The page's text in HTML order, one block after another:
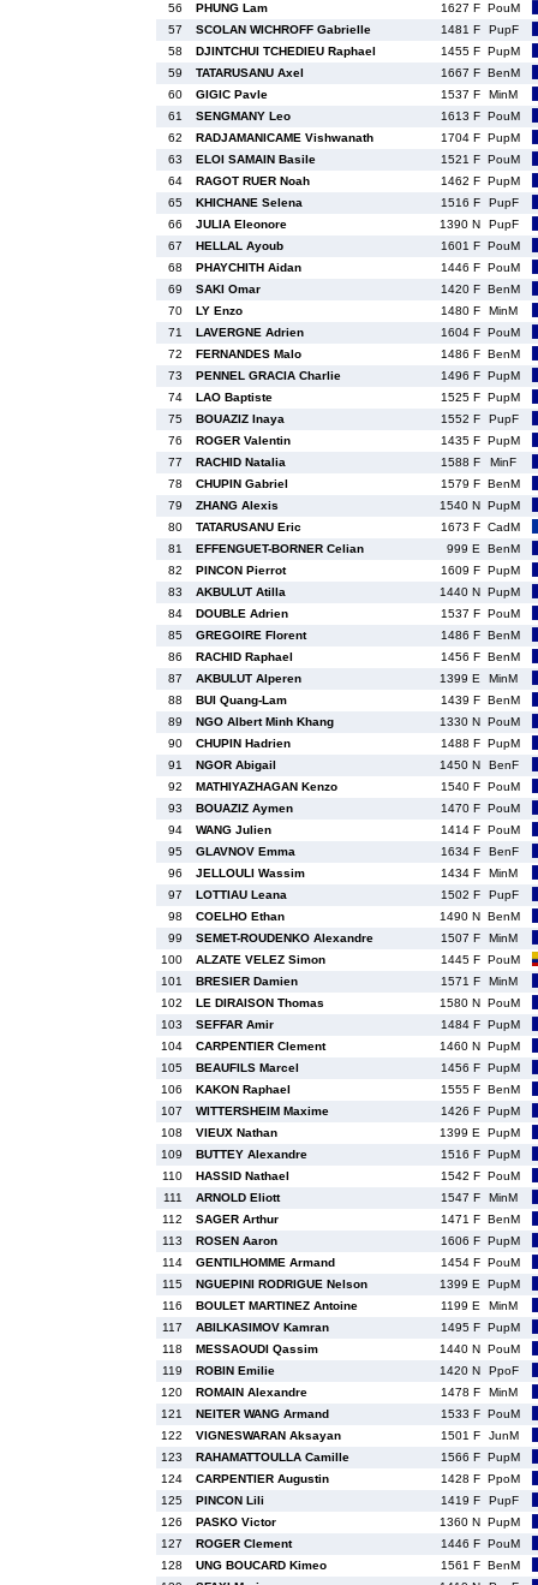
56
PHUNG Lam 1627 F PouM
57
SCOLAN WICHROFF Gabrielle 1481 F
PupF
58
DJINTCHUI TCHEDIEU Raphael 1455 F PupM
59
TATARUSANU Axel 1667 F BenM
60
GIGIC Pavle 1537 F
MinM
61
SENGMANY Leo 1613 F PouM
62
RADJAMANICAME Vishwanath 1704 F PupM
63
ELOI SAMAIN Basile 1521 F PouM
64
RAGOT RUER Noah 1462 F PupM
65
KHICHANE Selena 1516 F
PupF
66
JULIA Eleonore 1390 N
PupF
67
HELLAL Ayoub 1601 F PouM
68
PHAYCHITH Aidan 1446 F PouM
69
SAKI Omar 1420 F BenM
70
LY Enzo 1480 F
MinM
71
LAVERGNE Adrien 1604 F PouM
72
FERNANDES Malo 1486 F BenM
73
PENNEL GRACIA Charlie 1496 F PupM
74
LAO Baptiste 1525 F PupM
75
BOUAZIZ Inaya 1552 F
PupF
76
ROGER Valentin 1435 F PupM
77
RACHID Natalia 1588 F
MinF
78
CHUPIN Gabriel 1579 F BenM
79
ZHANG Alexis 1540 N PupM
80
TATARUSANU Eric 1673 F CadM
81
EFFENGUET-BORNER Celian 999 E
BenM
82
PINCON Pierrot 1609 F PupM
83
AKBULUT Atilla 1440 N PupM
84
DOUBLE Adrien 1537 F PouM
85
GREGOIRE Florent 1486 F BenM
86
RACHID Raphael 1456 F BenM
87
AKBULUT Alperen 1399 E
MinM
88
BUI Quang-Lam 1439 F BenM
89
NGO Albert Minh Khang 1330 N PouM
90
CHUPIN Hadrien 1488 F PupM
91
NGOR Abigail 1450 N
BenF
92
MATHIYAZHAGAN Kenzo 1540 F PouM
93
BOUAZIZ Aymen 1470 F PouM
94
WANG Julien 1414 F PouM
95
GLAVNOV Emma 1634 F
BenF
96
JELLOULI Wassim 1434 F
MinM
97
LOTTIAU Leana 1502 F
PupF
98
COELHO Ethan 1490 N BenM
99
SEMET-ROUDENKO Alexandre 1507 F
MinM
100
ALZATE VELEZ Simon 1445 F PouM
101
BRESIER Damien 1571 F
MinM
102
LE DIRAISON Thomas 1580 N PouM
103
SEFFAR Amir 1484 F PupM
104
CARPENTIER Clement 1460 N PupM
105
BEAUFILS Marcel 1456 F PupM
106
KAKON Raphael 1555 F BenM
107
WITTERSHEIM Maxime 1426 F PupM
108
VIEUX Nathan 1399 E
PupM
109
BUTTEY Alexandre 1516 F PupM
110
HASSID Nathael 1542 F PouM
111
ARNOLD Eliott 1547 F
MinM
112
SAGER Arthur 1471 F BenM
113
ROSEN Aaron 1606 F PupM
114
GENTILHOMME Armand 1454 F PouM
115
NGUEPINI RODRIGUE Nelson 1399 E
PupM
116
BOULET MARTINEZ Antoine 1199 E
MinM
117
ABILKASIMOV Kamran 1495 F PupM
118
MESSAOUDI Qassim 1440 N PouM
119
ROBIN Emilie 1420 N
PpoF
120
ROMAIN Alexandre 1478 F
MinM
121
NEITER WANG Armand 1533 F PouM
122
VIGNESWARAN Aksayan 1501 F
JunM
123
RAHAMATTOULLA Camille 1566 F PupM
124
CARPENTIER Augustin 1428 F PpoM
125
PINCON Lili 1419 F
PupF
126
PASKO Victor 1360 N PupM
127
ROGER Clement 1446 F PouM
128
UNG BOUCARD Kimeo 1561 F BenM